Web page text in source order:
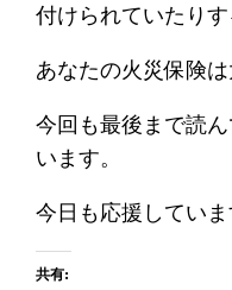
付けられていたりす
あなたの火災保険
今回も最後まで読
います。
今日も応援していま
共有: